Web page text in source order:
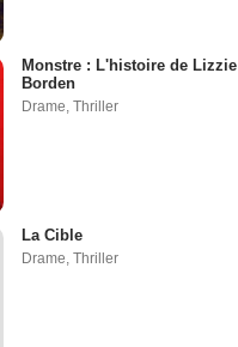
Monstre : L'histoire de Lizzie
Borden
Drame Thriller
La Cible
Drame Thriller